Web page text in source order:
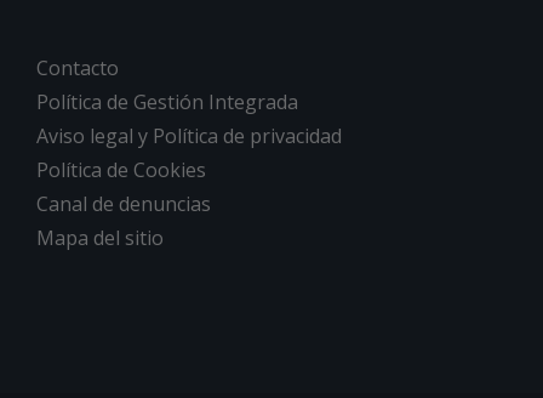
Contacto
Política de Gestión Integrada
Aviso legal y Política de privacidad
Política de Cookies
Canal de denuncias
Mapa del sitio